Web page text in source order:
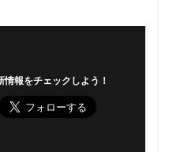
情報をチェックしよう！